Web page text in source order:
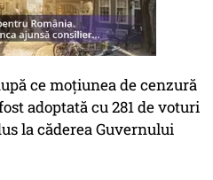
ce moțiunea de cenzură
adoptată cu 281 de voturi
la căderea Guvernului